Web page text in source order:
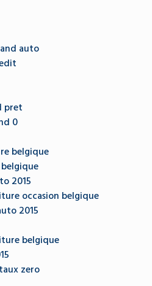
auto
pret
0
belgique
2015
occasion belgique
2015
belgique
zero